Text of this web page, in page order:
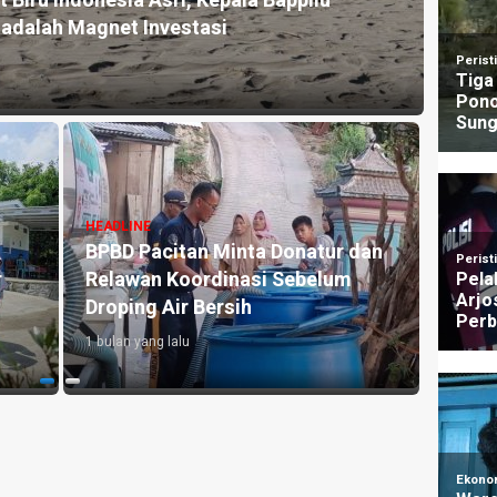
HEADLINE
Berawal dari 170 Baglog, Pasutri
di Wonoanti Pacitan Kini Kelola 25
Ribu Baglog Jamur Tiram
1 bulan yang lalu
4
Baru
1